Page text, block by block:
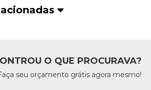
O QUE PROCURAVA?
seu orçamento grátis agora mesmo!